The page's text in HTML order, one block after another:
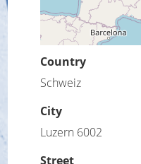
Country
Schweiz
City
Luzern 6002
Street